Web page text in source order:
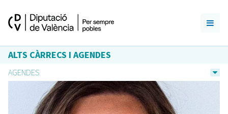
ALTS CÀRRECS I AGENDES
AGENDES